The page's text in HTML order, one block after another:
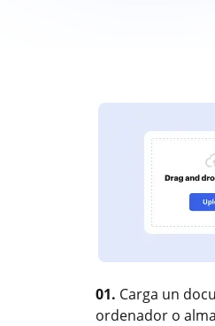
01. Carga un
ordenador o